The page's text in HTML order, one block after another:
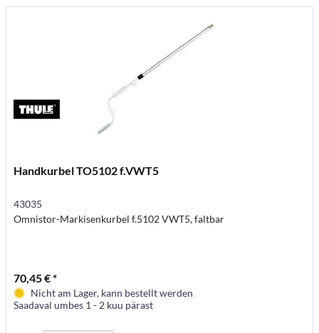
Handkurbel TO5102 f.VWT5
43035
Omnistor-Markisenkurbel f.5102 VWT5, faltbar
70,45 € *
Nicht am Lager, kann bestellt werden
Saadaval umbes 1 - 2 kuu pärast